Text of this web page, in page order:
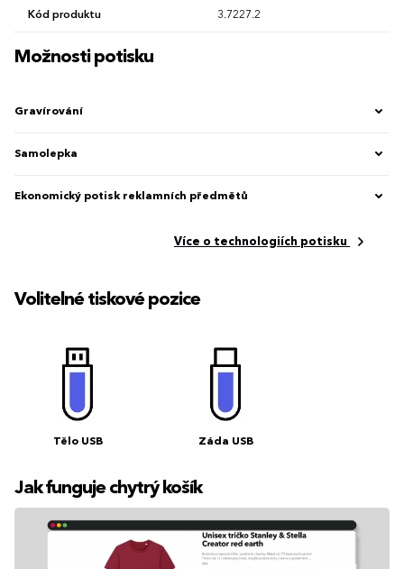
Kód produktu 3.7227.2
Možnosti potisku
Gravírování
Samolepka
Ekonomický potisk reklamních předmětů
Více o technologiích potisku
Volitelné tiskové pozice
Tělo USB Záda USB
Jak funguje chytrý košík